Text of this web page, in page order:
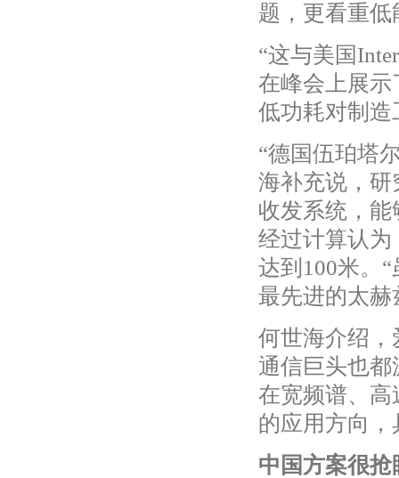
题，更看重
“这与美国
在峰会上展
低功耗对制
“德国伍珀塔
海补充说，研
收发系统，能
经过计算认为
达到100米。
最先进的太赫
何世海介绍
通信巨头也
在宽频谱、
的应用方向
中国方案很抢